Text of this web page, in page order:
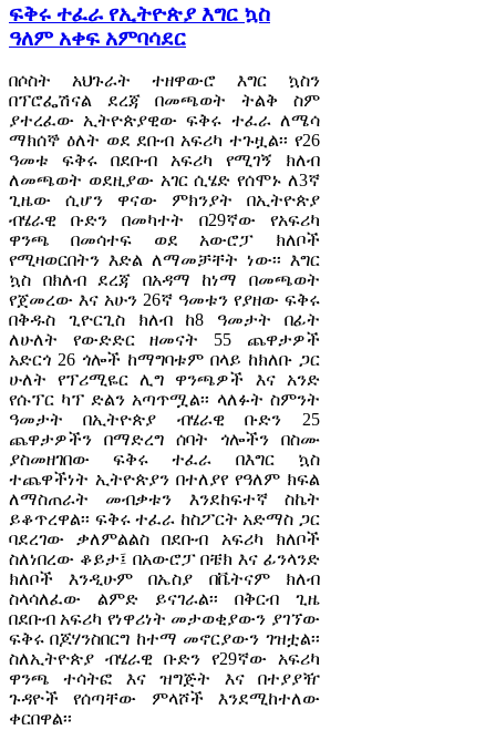
ፍቅሩ ተፈራ የኢትዮጵያ እግር ኳስ
ዓለም አቀፍ አምባሳደር
በሶስት አህጉራት ተዘዋውሮ እግር ኳስን
በፕሮፌሽናል ደረጃ በመጫወት ትልቅ ስም
ያተረፈው ኢትዮጵያዊው ፍቅሩ ተፈራ ለሜሳ
ማክሰኞ ዕለት ወደ ደቡብ አፍሪካ ተጉዟል፡፡ የ26
ዓመቱ ፍቅሩ በደቡብ አፍሪካ የሚገኝ ክለብ
ለመጫወት ወደዚያው አገር ሲሄድ የሰሞኑ ለ3ኛ
ጊዜው ሲሆን ዋናው ምክንያት በኢትዮጵያ
ብሄራዊ ቡድን በመካተት በ29ኛው የአፍሪካ
ዋንጫ በመሳተፍ ወደ አውሮፓ ክለቦች
የሚዛወርበትን እድል ለማመቻቸት ነው፡፡ እግር
ኳስ በክለብ ደረጃ በአዳማ ከነማ በመጫወት
የጀመረው እና አሁን 26ኛ ዓመቱን የያዘው ፍቅሩ
በቅዱስ ጊዮርጊስ ክለብ ከ8 ዓመታት በፊት
ለሁለት የውድድር ዘመናት 55 ጨዋታዎች
አድርጎ 26 ጎሎች ከማግባቱም በላይ ከክለቡ ጋር
ሁለት የፕሪሚዬር ሊግ ዋንጫዎች እና አንድ
የሱፕር ካፕ ድልን አጣጥሟል፡፡ ላለፉት ስምንት
ዓመታት በኢትዮጵያ ብሄራዊ ቡድን 25
ጨዋታዎችን በማድረግ ሰባት ጎሎችን በስሙ
ያስመዘገበው ፍቅሩ ተፈራ በእግር ኳስ
ተጨዋችነት ኢትዮጵያን በተለያየ የዓለም ክፍል
ለማስጠራት መብቃቱን እንደከፍተኛ ስኬት
ይቆጥረዋል፡፡ ፍቅሩ ተፈራ ከስፖርት አድማስ ጋር
ባደረገው ቃለምልልስ በደቡብ አፍሪካ ክለቦች
ስለነበረው ቆይታ፤ በአውሮፓ በቼክ እና ፊንላንድ
ክለቦች እንዲሁም በኤስያ በቬትናም ክለብ
ስላሳለፈው ልምድ ይናገራል፡፡ በቅርብ ጊዜ
በደቡብ አፍሪካ የነዋሪነት መታወቂያውን ያገኘው
ፍቅሩ በጆሃንስበርግ ከተማ መኖርያውን ገዝቷል፡፡
ስለኢትዮጵያ ብሄራዊ ቡድን የ29ኛው አፍሪካ
ዋንጫ ተሳትፎ እና ዝግጅት እና በተያያዥ
ጉዳዮች የሰጣቸው ምላሾች እንደሚከተለው
ቀርበዋል፡፡